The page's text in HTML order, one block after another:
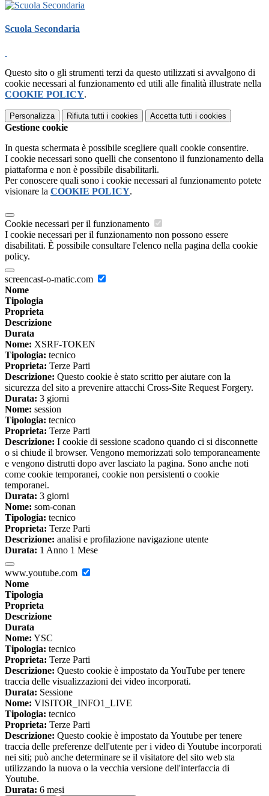
Scuola Secondaria
Questo sito o gli strumenti terzi da questo utilizzati si avvalgono di
cookie necessari al funzionamento ed utili alle finalità illustrate nella
COOKIE POLICY.
Personalizza Rifiuta tutti i cookies Accetta tutti i cookies
Gestione cookie
In questa schermata è possibile scegliere quali cookie consentire.
I cookie necessari sono quelli che consentono il funzionamento della
piattaforma e non è possibile disabilitarli.
Per conoscere quali sono i cookie necessari al funzionamento potete
visionare la COOKIE POLICY.
Cookie necessari per il funzionamento
I cookie necessari per il funzionamento non possono essere
disabilitati. È possibile consultare l'elenco nella pagina della cookie
policy.
screencast-o-matic.com
Nome
Tipologia
Proprieta
Descrizione
Durata
Nome: XSRF-TOKEN
Tipologia: tecnico
Proprieta: Terze Parti
Descrizione: Questo cookie è stato scritto per aiutare con la
sicurezza del sito a prevenire attacchi Cross-Site Request Forgery.
Durata: 3 giorni
Nome: session
Tipologia: tecnico
Proprieta: Terze Parti
Descrizione: I cookie di sessione scadono quando ci si disconnette
o si chiude il browser. Vengono memorizzati solo temporaneamente
e vengono distrutti dopo aver lasciato la pagina. Sono anche noti
come cookie temporanei, cookie non persistenti o cookie
temporanei.
Durata: 3 giorni
Nome: som-conan
Tipologia: tecnico
Proprieta: Terze Parti
Descrizione: analisi e profilazione navigazione utente
Durata: 1 Anno 1 Mese
www.youtube.com
Nome
Tipologia
Proprieta
Descrizione
Durata
Nome: YSC
Tipologia: tecnico
Proprieta: Terze Parti
Descrizione: Questo cookie è impostato da YouTube per tenere
traccia delle visualizzazioni dei video incorporati.
Durata: Sessione
Nome: VISITOR_INFO1_LIVE
Tipologia: tecnico
Proprieta: Terze Parti
Descrizione: Questo cookie è impostato da Youtube per tenere
traccia delle preferenze dell'utente per i video di Youtube incorporati
nei siti; può anche determinare se il visitatore del sito web sta
utilizzando la nuova o la vecchia versione dell'interfaccia di
Youtube.
Durata: 6 mesi